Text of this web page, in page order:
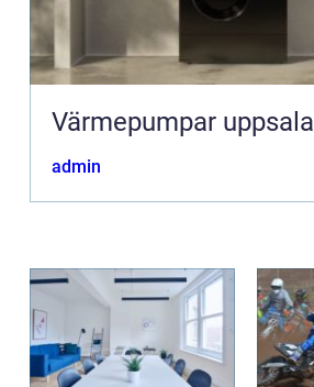
Värmepumpar uppsala
admin